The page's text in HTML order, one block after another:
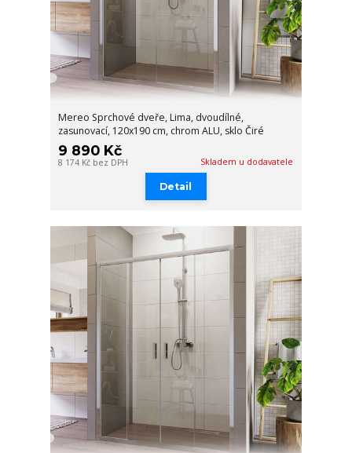
Mereo Sprchové dveře, Lima, dvoudílné,
zasunovací, 120x190 cm, chrom ALU, sklo Čiré
9 890 Kč
8 174 Kč bez DPH Skladem u dodavatele
Detail